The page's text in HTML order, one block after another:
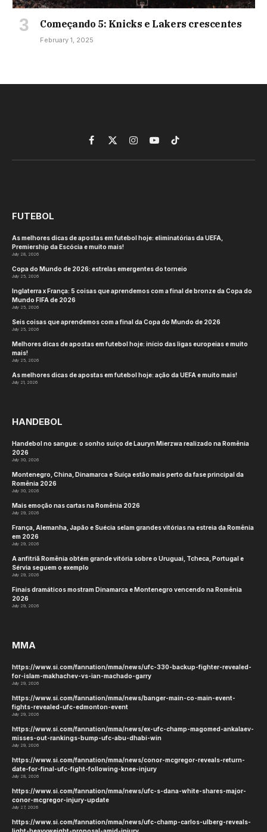
Começando 5: Knicks e Lakers crescentes
February 1, 2025
Facebook
X
(Twitter)
InstagramYouTubeTikTok
FUTEBOL
As melhores dicas de apostas em futebol hoje: eliminatórias da UEFA,
Premiership da Escócia e muito mais!
July 28, 2026
Copa do Mundo de 2026: estrelas emergentes do torneio
July 25, 2026
Inglaterra x França: 5 coisas que aprendemos com a final de bronze da Copa do
Mundo FIFA de 2026
July 25, 2026
Seis coisas que aprendemos com a final da Copa do Mundo de 2026
July 25, 2026
Melhores dicas de apostas em futebol hoje: início das ligas europeias e muito
mais!
July 25, 2026
As melhores dicas de apostas em futebol hoje: ação da UEFA e muito mais!
July 21, 2026
HANDEBOL
Handebol no sangue: o sonho suíço de Lauryn Mierzwa realizado na Romênia
2026
July 30, 2026
Montenegro, China, Dinamarca e Suíça estão mais perto da fase principal da
Romênia 2026
July 30, 2026
Mais emoção nas cartas na Romênia 2026
July 29, 2026
França, Alemanha, Japão e Suécia selam grandes vitórias na estreia da Romênia
em 2026
July 29, 2026
A anfitriã Romênia obtém grande vitória sobre o Uruguai, Tcheca, Portugal e
Sérvia seguem o exemplo
July 29, 2026
Finais dramáticos mostram Dinamarca e Montenegro vencendo na Romênia
2026
July 29, 2026
MMA
https://www.si.com/fannation/mma/news/ufc-330-backup-fighter-revealed-
for-islam-makhachev-vs-ian-machado-garry
July 29, 2026
https://www.si.com/fannation/mma/news/banger-main-co-main-event-
fights-revealed-ufc-edmonton-event
July 29, 2026
https://www.si.com/fannation/mma/news/ex-ufc-champ-magomed-ankalaev-
misses-out-rankings-bump-ufc-abu-dhabi-win
July 29, 2026
https://www.si.com/fannation/mma/news/conor-mcgregor-reveals-return-
date-for-final-ufc-fight-following-knee-injury
July 28, 2026
https://www.si.com/fannation/mma/news/ufc-s-dana-white-shares-major-
conor-mcgregor-injury-update
July 27, 2026
https://www.si.com/fannation/mma/news/ufc-champ-carlos-ulberg-reveals-